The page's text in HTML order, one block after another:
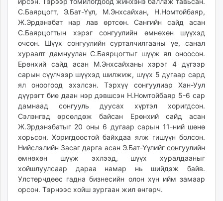
С.Баярцогт, Э.Бат-Үүл, М.Энхсайхан, Н.Номтойбаяр,
Ж.Эрдэнэбат нар лав өртсөн. Сангийн сайд асан
С.Баярцогтын хэрэг сонгуулийн өмнөхөн шүүхэд
очсон. Шүүх сонгуулийн сурталчилгааны үе, санал
хураалт дамнуулан С.Баярцогтыг шүүж ял оноосон.
Ерөнхий сайд асан М.Энхсайханы хэрэг 4 дүгээр
сарын сүүлчээр шүүхэд шилжиж, шүүх 5 дугаар сард
ял оноогоод эхэлсэн. Тэрхүү сонгуулиар Хан-Уул
дүүрэгт бие даан нэр дэвшсэн Н.Номтойбаяр 5-6 сар
дамнаад сонгууль дуусах хүртэл хоригдсон.
Сэлэнгэд өрсөлдөж байсан Ерөнхий сайд асан
Ж.Эрдэнэбатыг 20 оны 6 дугаар сарын 11-ний шөнө
хорьсон. Хоригдоостой байхдаа ялж гишүүн болсон.
Нийслэлийн Засаг дарга асан Э.Бат-Үүлийг сонгуулийн
өмнөхөн шүүж эхлээд, шүүх хуралдааныг
хойшлуулсаар дараа намар нь шийдэж байв.
Улстөрчдөөс гадна бизнесийн олон хүн ийм замаар
орсон. Тэрнээс хойш зургаан жил өнгөрч.